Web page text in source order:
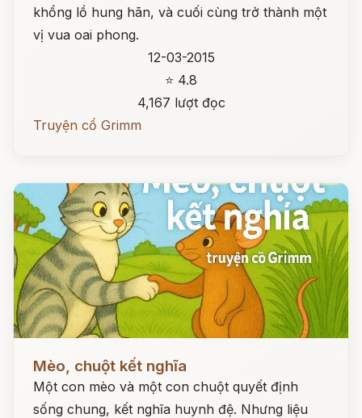
khổng lồ hung hãn, và cuối cùng trở thành một
vị vua oai phong.
12-03-2015
⭐ 4.8
4,167 lượt đọc
Truyện cổ Grimm
Mèo, chuột kết nghĩa
Một con mèo và một con chuột quyết định
sống chung, kết nghĩa huynh đệ. Nhưng liệu